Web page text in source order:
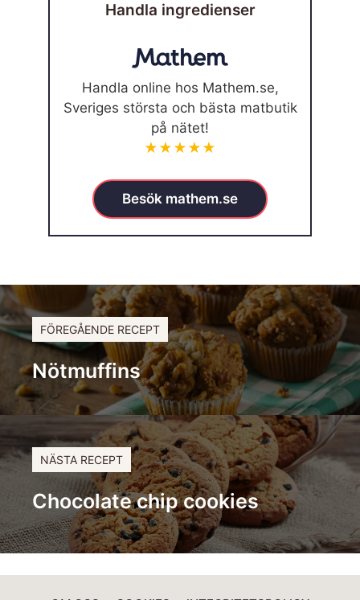
Handla ingredienser
Handla online hos Mathem.se,
Sveriges största och bästa matbutik
på nätet!
★★★★★
Besök mathem.se
FÖREGÅENDE RECEPT
Nötmuffins
NÄSTA RECEPT
Chocolate chip cookies